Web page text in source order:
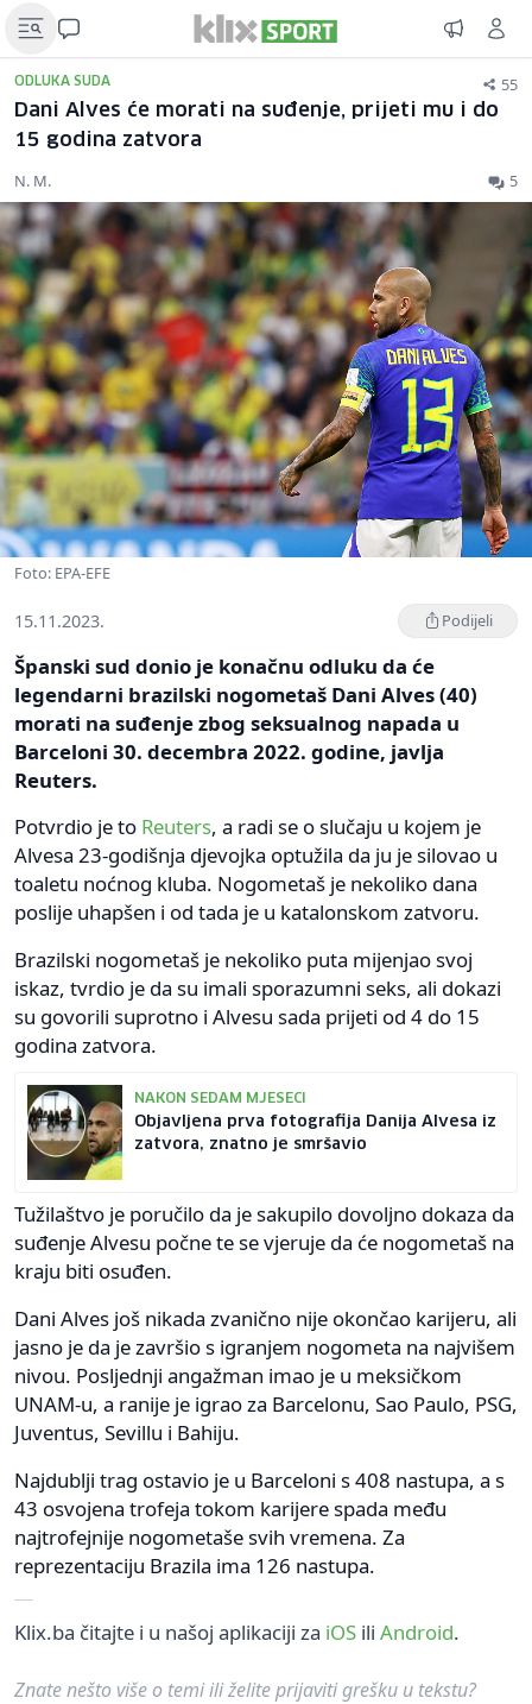
ODLUKA SUDA 55
Dani Alves će morati na suđenje, prijeti mu i do
15 godina zatvora
N. M. 5
Foto: EPA-EFE
15.11.2023. Podijeli
Španski sud donio je konačnu odluku da će
legendarni brazilski nogometaš Dani Alves (40)
morati na suđenje zbog seksualnog napada u
Barceloni 30. decembra 2022. godine, javlja
Reuters.
Potvrdio je to Reuters, a radi se o slučaju u kojem je
Alvesa 23-godišnja djevojka optužila da ju je silovao u
toaletu noćnog kluba. Nogometaš je nekoliko dana
poslije uhapšen i od tada je u katalonskom zatvoru.
Brazilski nogometaš je nekoliko puta mijenjao svoj
iskaz, tvrdio je da su imali sporazumni seks, ali dokazi
su govorili suprotno i Alvesu sada prijeti od 4 do 15
godina zatvora.
NAKON SEDAM MJESECI
Objavljena prva fotografija Danija Alvesa iz
zatvora, znatno je smršavio
Tužilaštvo je poručilo da je sakupilo dovoljno dokaza da
suđenje Alvesu počne te se vjeruje da će nogometaš na
kraju biti osuđen.
Dani Alves još nikada zvanično nije okončao karijeru, ali
jasno je da je završio s igranjem nogometa na najvišem
nivou. Posljednji angažman imao je u meksičkom
UNAM-u, a ranije je igrao za Barcelonu, Sao Paulo, PSG,
Juventus, Sevillu i Bahiju.
Najdublji trag ostavio je u Barceloni s 408 nastupa, a s
43 osvojena trofeja tokom karijere spada među
najtrofejnije nogometaše svih vremena. Za
reprezentaciju Brazila ima 126 nastupa.
Klix.ba čitajte i u našoj aplikaciji za iOS ili Android.
Znate nešto više o temi ili želite prijaviti grešku u tekstu?